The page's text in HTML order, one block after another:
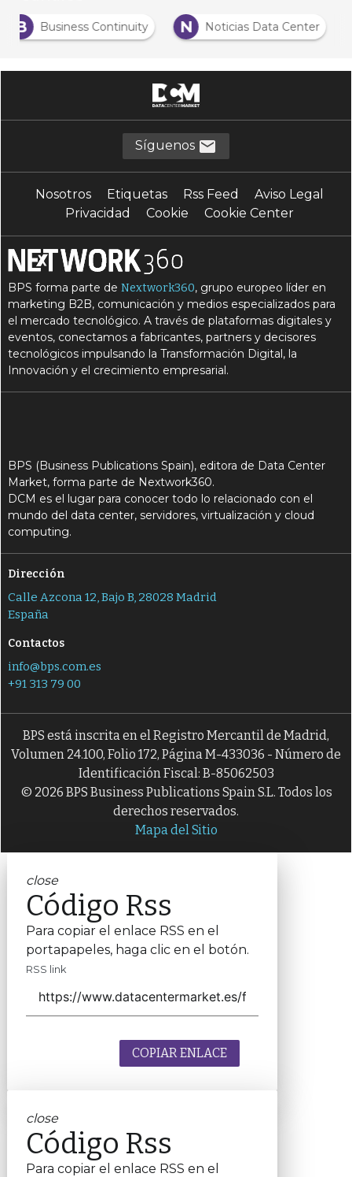
B
Business Continuity N Noticias Data Center
Síguenos
Nosotros Etiquetas Rss Feed
Aviso Legal
Privacidad
Cookie Cookie Center
BPS forma parte deNextwork360, grupo europeo líder en
marketing B2B, comunicación y medios especializados para
el mercado tecnológico. A través de plataformas digitales y
eventos, conectamos a fabricantes, partners y decisores
tecnológicos impulsando la Transformación Digital, la
Innovación y el crecimiento empresarial.
BPS (Business Publications Spain), editora de Data Center
Market, forma parte de Nextwork360.
DCM es el lugar para conocer todo lo relacionado con el
mundo del data center, servidores, virtualización y cloud
computing.
Dirección
Calle Azcona 12, Bajo B, 28028 Madrid
España
Contactos
info@bps.com.es
+91 313 79 00
BPS está inscrita en el Registro Mercantil de Madrid,
Volumen 24.100, Folio 172, Página M-433036 - Número de
Identificación Fiscal: B-85062503
© 2026 BPS Business Publications Spain S.L. Todos los
derechos reservados.
Mapa del Sitio
close
Código Rss
Para copiar el enlace RSS en el
portapapeles, haga clic en el botón.
RSS link
COPIAR ENLACE
close
Código Rss
Para copiar el enlace RSS en el